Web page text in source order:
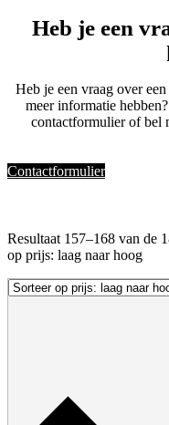
Heb je een
Heb je een vraag over
meer informatie
contactformulier of bel
Contactformulier
Resultaat 157–168 van de
op prijs: laag naar hoog